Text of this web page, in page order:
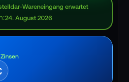
Wareneingang erwartet
24. August 2026